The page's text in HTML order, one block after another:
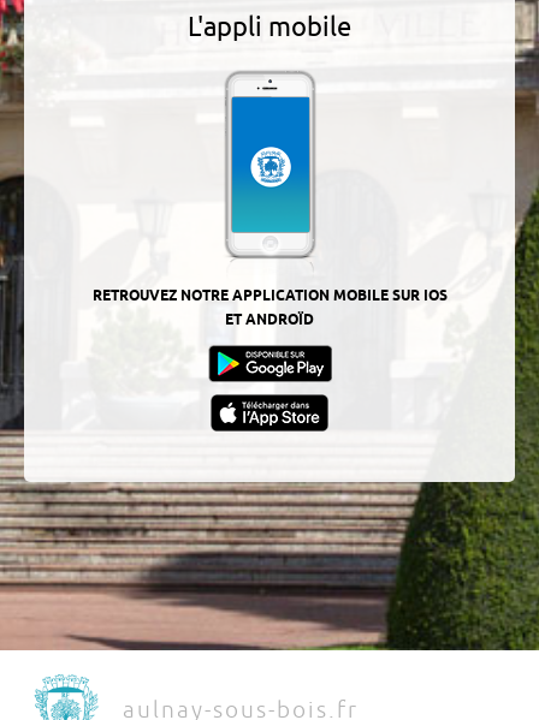
L'appli mobile
RETROUVEZ NOTRE APPLICATION MOBILE SUR IOS
ET ANDROÏD
aulnay-sous-bois.fr